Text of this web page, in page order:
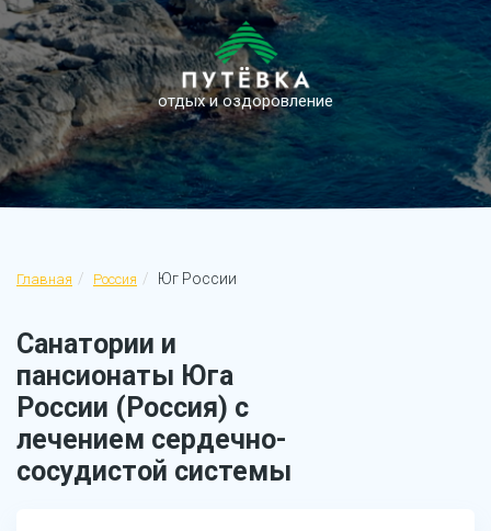
отдых и оздоровление
Главная Россия Юг России
Санатории и
пансионаты Юга
России (Россия) с
лечением сердечно-
сосудистой системы